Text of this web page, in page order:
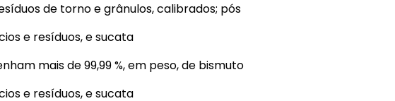
de torno e grânulos, calibrados; pós
e resíduos, e sucata
mais de 99,99 %, em peso, de bismuto
e resíduos, e sucata